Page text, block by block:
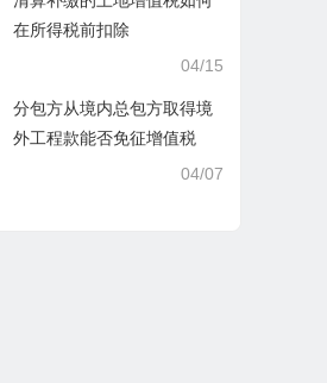
在所得税前扣除
04/15
分包方从境内总包方取得境
外工程款能否免征增值税
04/07